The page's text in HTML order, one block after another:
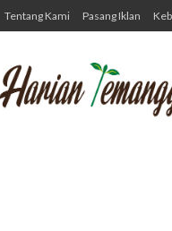
Tentang Kami Pasang Iklan